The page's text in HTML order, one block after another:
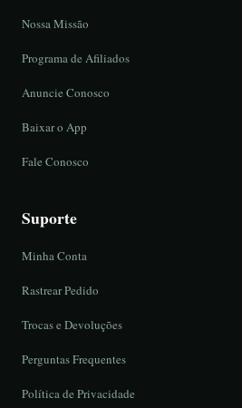
Nossa Missão
Programa de Afiliados
Anuncie Conosco
Baixar o App
Fale Conosco
Suporte
Minha Conta
Rastrear Pedido
Trocas e Devoluções
Perguntas Frequentes
Política de Privacidade